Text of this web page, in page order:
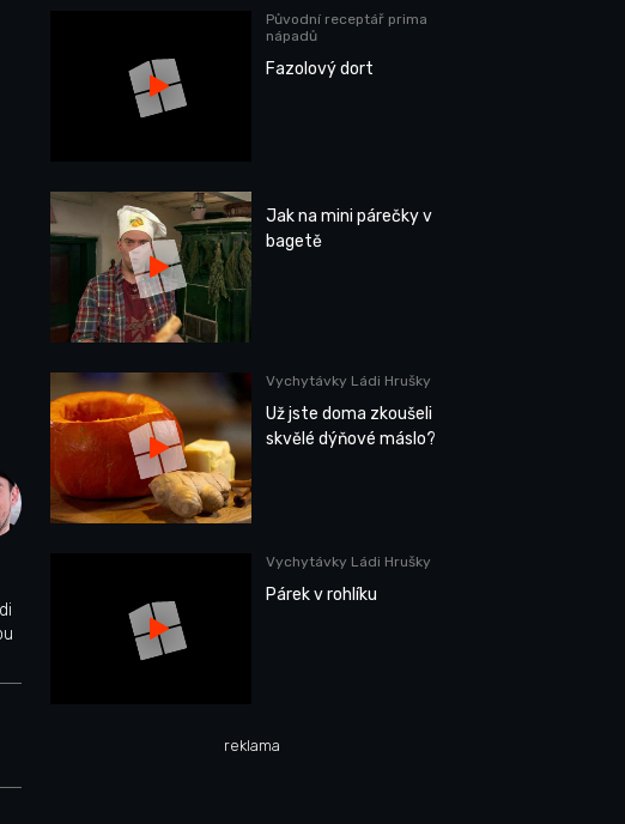
Původní receptář prima
nápadů
Fazolový dort
Jak na mini párečky v
bagetě
Vychytávky Ládi Hrušky
Už jste doma zkoušeli
skvělé dýňové máslo?
Vychytávky Ládi Hrušky
Párek v rohlíku
reklama